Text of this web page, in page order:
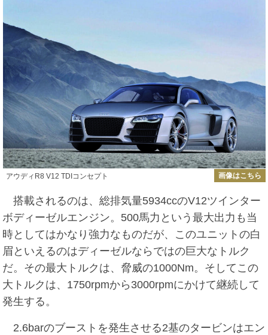
アウディR8 V12 TDIコンセプト 画像はこちら
搭載されるのは、総排気量5934ccのV12ツインター
ボディーゼルエンジン。500馬力という最大出力も当
時としてはかなり強力なものだが、このユニットの白
眉といえるのはディーゼルならではの巨大なトルク
だ。その最大トルクは、脅威の1000Nm。そしてこの
大トルクは、1750rpmから3000rpmにかけて継続して
発生する。
2.6barのブーストを発生させる2基のタービンはエン